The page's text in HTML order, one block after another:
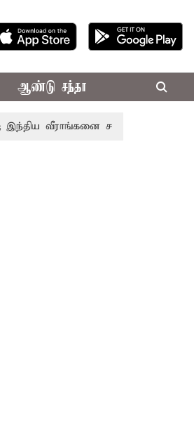
ஆண்டு சந்தா
வீராங்கனை சாம்பியன் பட்டம்